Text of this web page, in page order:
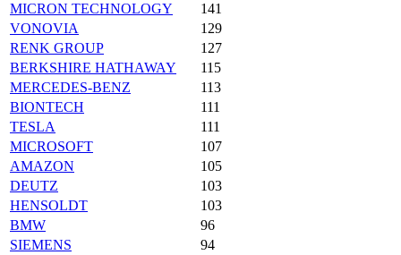
MICRON TECHNOLOGY
141
VONOVIA
129
RENK GROUP
127
BERKSHIRE HATHAWAY
115
MERCEDES-BENZ
113
BIONTECH
111
TESLA
111
MICROSOFT
107
AMAZON
105
DEUTZ
103
HENSOLDT
103
BMW
96
SIEMENS
94